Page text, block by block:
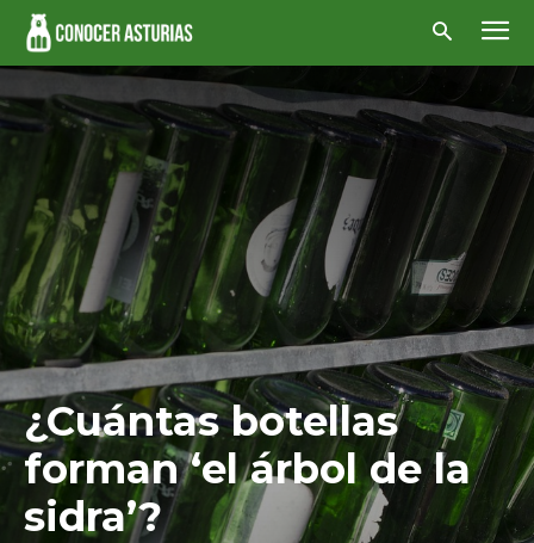
¿Cuántas botellas
forman ‘el árbol de la
sidra’?